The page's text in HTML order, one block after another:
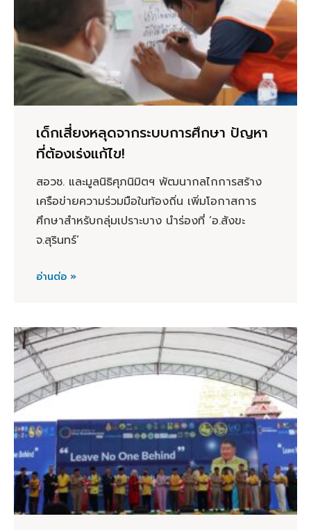
เด็กเสี่ยงหลุดจากระบบการศึกษา ปัญหา
ที่ต้องเร่งแก้ไข!
สอวช. และมูลนิธิศุภนิมิตฯ พัฒนากลไกการสร้าง
เครือข่ายความร่วมมือในท้องถิ่น เพิ่มโอกาสการ
ศึกษาสำหรับกลุ่มเปราะบาง นำร่องที่ ‘อ.สังขะ
จ.สุรินทร์’
อ่านต่อ »